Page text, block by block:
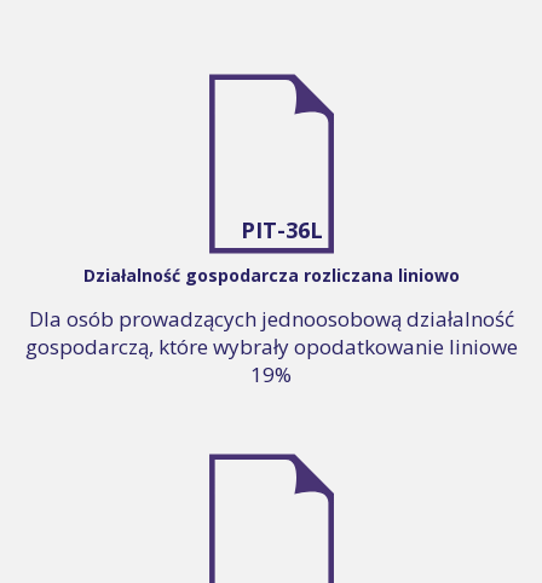
PIT-36L
Działalność gospodarcza rozliczana liniowo
Dla osób prowadzących jednoosobową działalność
gospodarczą, które wybrały opodatkowanie liniowe
19%